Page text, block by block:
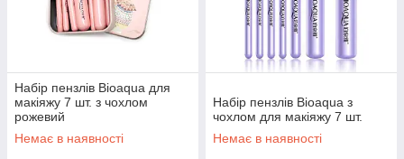
Набір пензлів Bioaqua для
макіяжу 7 шт. з чохлом
рожевий
Немає в наявності
Набір пензлів Bioaqua з
чохлом для макіяжу 7 шт.
Немає в наявності